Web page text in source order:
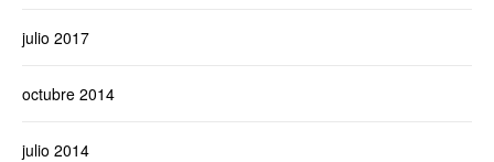
julio 2017
octubre 2014
julio 2014